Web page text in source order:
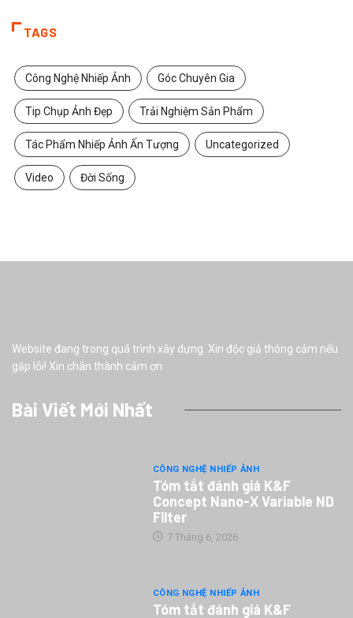
TAGS
Công Nghệ Nhiếp Ảnh Góc Chuyên Gia
Tip Chụp Ảnh Đẹp Trải Nghiệm Sản Phẩm
Tác Phẩm Nhiếp Ảnh Ấn Tượng Uncategorized
Video Đời Sống
Website đang trong quá trình xây dựng. Xin độc giả thông cảm nếu
gặp lỗi! Xin chân thành cảm ơn
Bài Viết Mới Nhất
CÔNG NGHỆ NHIẾP ẢNH
Tóm tắt đánh giá K&F
Concept Nano-X Variable ND
Filter
7 Tháng 6, 2026
CÔNG NGHỆ NHIẾP ẢNH
Tóm tắt đánh giá K&F